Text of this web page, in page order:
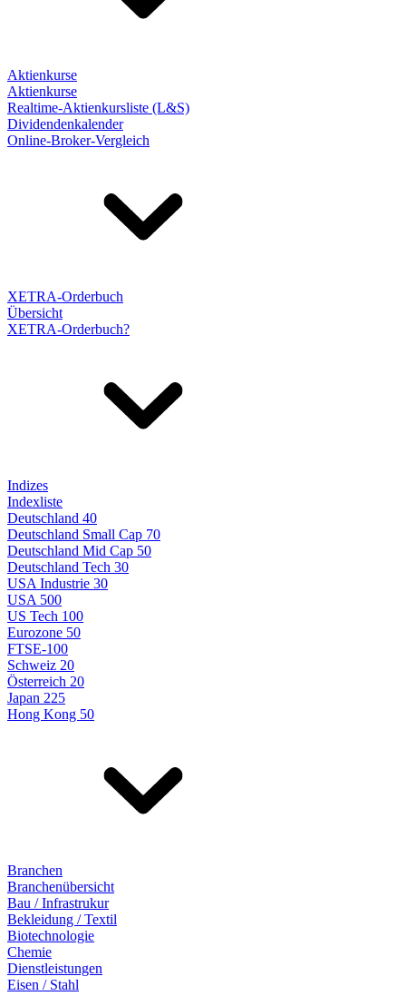
Aktienkurse
Aktienkurse
Realtime-Aktienkursliste (L&S)
Dividendenkalender
Online-Broker-Vergleich
XETRA-Orderbuch
Übersicht
XETRA-Orderbuch?
Indizes
Indexliste
Deutschland 40
Deutschland Small Cap 70
Deutschland Mid Cap 50
Deutschland Tech 30
USA Industrie 30
USA 500
US Tech 100
Eurozone 50
FTSE-100
Schweiz 20
Österreich 20
Japan 225
Hong Kong 50
Branchen
Branchenübersicht
Bau / Infrastrukur
Bekleidung / Textil
Biotechnologie
Chemie
Dienstleistungen
Eisen / Stahl